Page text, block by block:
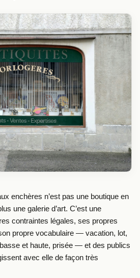
enchères n’est pas une boutique en
une galerie d’art. C’est une
contraintes légales, ses propres
propre vocabulaire — vacation, lot,
et haute, prisée — et des publics
avec elle de façon très